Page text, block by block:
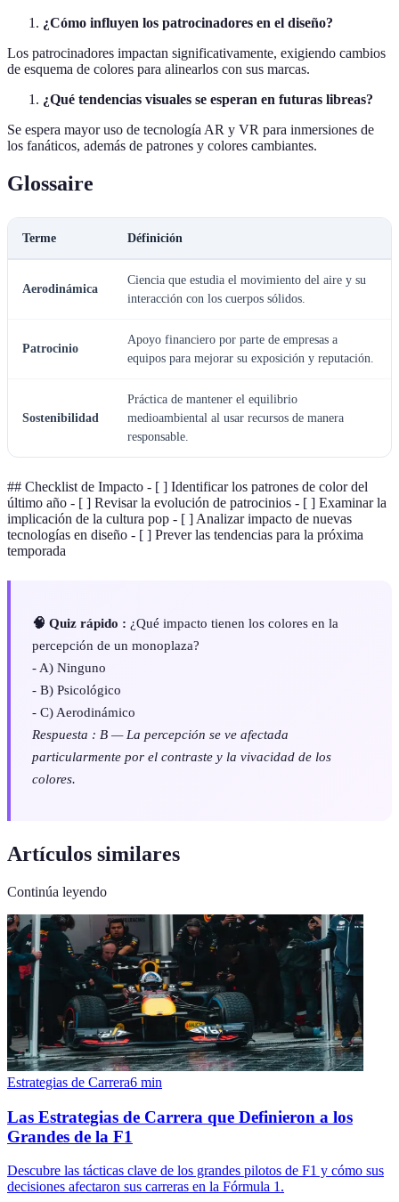
¿Cómo influyen los patrocinadores en el diseño?
Los patrocinadores impactan significativamente, exigiendo cambios
de esquema de colores para alinearlos con sus marcas.
¿Qué tendencias visuales se esperan en futuras libreas?
Se espera mayor uso de tecnología AR y VR para inmersiones de
los fanáticos, además de patrones y colores cambiantes.
Glossaire
Terme Définición
Aerodinámica
Ciencia que estudia el movimiento del aire y su
interacción con los cuerpos sólidos.
Patrocinio
Apoyo financiero por parte de empresas a
equipos para mejorar su exposición y reputación.
Sostenibilidad
Práctica de mantener el equilibrio
medioambiental al usar recursos de manera
responsable.
## Checklist de Impacto - [ ] Identificar los patrones de color del
último año - [ ] Revisar la evolución de patrocinios - [ ] Examinar la
implicación de la cultura pop - [ ] Analizar impacto de nuevas
tecnologías en diseño - [ ] Prever las tendencias para la próxima
temporada
🧠 Quiz rápido : ¿Qué impacto tienen los colores en la
percepción de un monoplaza?
- A) Ninguno
- B) Psicológico
- C) Aerodinámico
Respuesta : B — La percepción se ve afectada
particularmente por el contraste y la vivacidad de los
colores.
Artículos similares
Continúa leyendo
Estrategias de Carrera6 min
Las Estrategias de Carrera que Definieron a los
Grandes de la F1
Descubre las tácticas clave de los grandes pilotos de F1 y cómo sus
decisiones afectaron sus carreras en la Fórmula 1.